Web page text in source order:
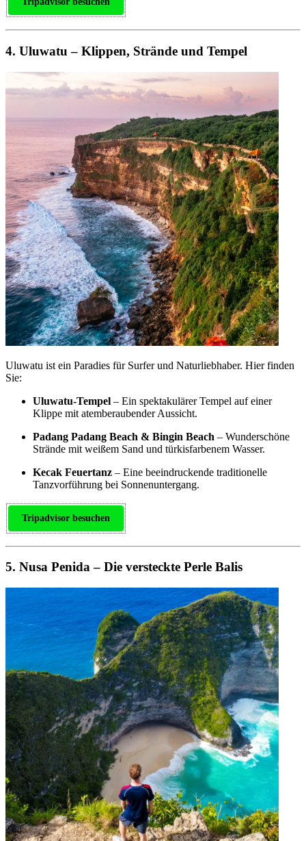
4. Uluwatu – Klippen, Strände und Tempel
Uluwatu ist ein Paradies für Surfer und Naturliebhaber. Hier finden
Sie:
Uluwatu-Tempel – Ein spektakulärer Tempel auf einer
Klippe mit atemberaubender Aussicht.
Padang Padang Beach & Bingin Beach – Wunderschöne
Strände mit weißem Sand und türkisfarbenem Wasser.
Kecak Feuertanz – Eine beeindruckende traditionelle
Tanzvorführung bei Sonnenuntergang.
Tripadvisor besuchen
5. Nusa Penida – Die versteckte Perle Balis